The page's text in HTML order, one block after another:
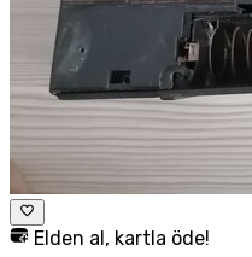
Elden al, kartla öde!